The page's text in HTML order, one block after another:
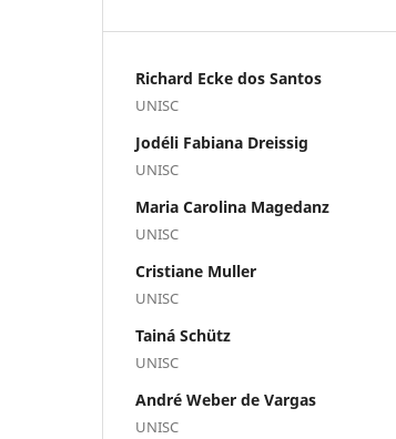
Richard Ecke dos Santos
UNISC
Jodéli Fabiana Dreissig
UNISC
Maria Carolina Magedanz
UNISC
Cristiane Muller
UNISC
Tainá Schütz
UNISC
André Weber de Vargas
UNISC